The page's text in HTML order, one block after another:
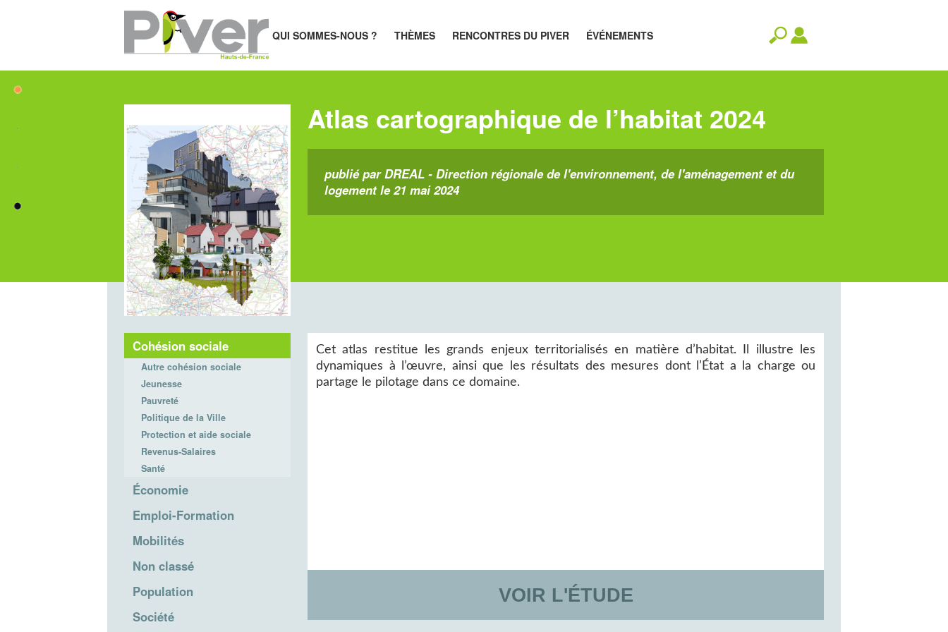
QUI SOMMES-NOUS ? THÈMES RENCONTRES DU PIVER ÉVÉNEMENTS
Atlas cartographique de l’habitat 2024
publié par DREAL - Direction régionale de l'environnement, de l'aménagement et du
logement le 21 mai 2024
Cohésion sociale
Autre cohésion sociale
Jeunesse
Pauvreté
Politique de la Ville
Protection et aide sociale
Revenus-Salaires
Santé
Économie
Emploi-Formation
Mobilités
Non classé
Population
Société
Cet atlas restitue les grands enjeux territorialisés en matière d’habitat. Il illustre les
dynamiques à l’œuvre, ainsi que les résultats des mesures dont l’État a la charge ou
partage le pilotage dans ce domaine.
VOIR L'ÉTUDE